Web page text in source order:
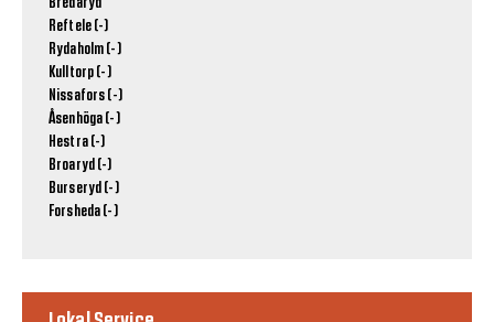
Bredaryd
Reftele (-)
Rydaholm (-)
Kulltorp (-)
Nissafors (-)
Åsenhöga (-)
Hestra (-)
Broaryd (-)
Burseryd (-)
Forsheda (-)